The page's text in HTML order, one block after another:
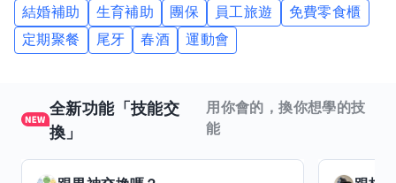
結婚補助
生育補助 團保 員工旅遊
免費零食櫃
定期聚餐
尾牙 春酒 運動會
全新功能「技能交
換」
用你會的，換你想學的技
能